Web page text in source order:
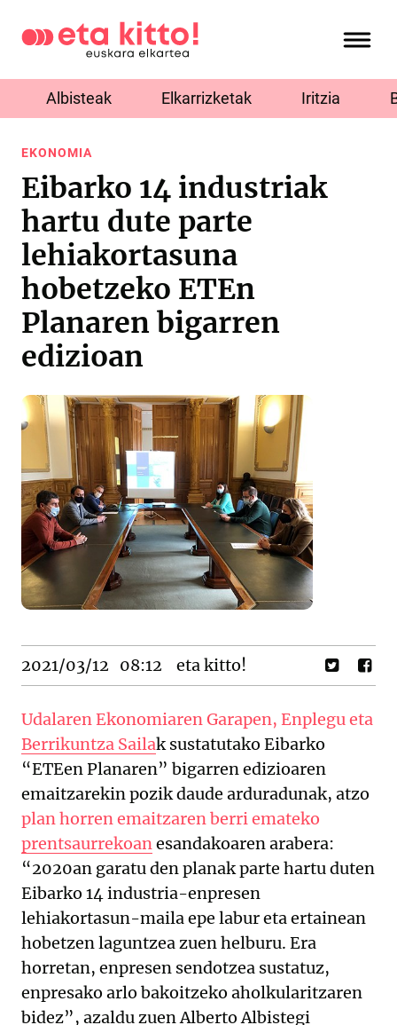
Albisteak Elkarrizketak Iritzia
EKONOMIA
Eibarko 14 industriak
hartu dute parte
lehiakortasuna
hobetzeko ETEn
Planaren bigarren
edizioan
2021/03/12 08:12 eta kitto!
Udalaren Ekonomiaren Garapen, Enplegu eta
Berrikuntza Sailak sustatutako Eibarko
“ETEen Planaren” bigarren edizioaren
emaitzarekin pozik daude arduradunak, atzo
plan horren emaitzaren berri emateko
prentsaurrekoanesandakoaren arabera:
“2020an garatu den planak parte hartu duten
Eibarko 14 industria-enpresen
lehiakortasun-maila epe labur eta ertainean
hobetzen laguntzea zuen helburu. Era
horretan, enpresen sendotzea sustatuz,
enpresako arlo bakoitzeko aholkularitzaren
bidez”, azaldu zuen Alberto Albistegi